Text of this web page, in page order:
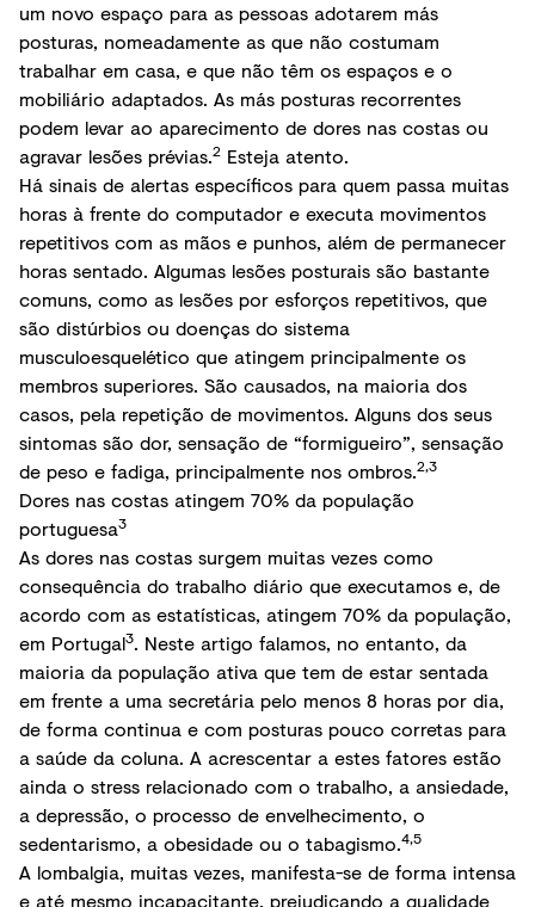
um novo espaço para as pessoas adotarem más
posturas, nomeadamente as que não costumam
trabalhar em casa, e que não têm os espaços e o
mobiliário adaptados. As más posturas recorrentes
podem levar ao aparecimento de dores nas costas ou
agravar lesões prévias.2 Esteja atento.
Há sinais de alertas específicos para quem passa muitas
horas à frente do computador e executa movimentos
repetitivos com as mãos e punhos, além de permanecer
horas sentado. Algumas lesões posturais são bastante
comuns, como as lesões por esforços repetitivos, que
são distúrbios ou doenças do sistema
musculoesquelético que atingem principalmente os
membros superiores. São causados, na maioria dos
casos, pela repetição de movimentos. Alguns dos seus
sintomas são dor, sensação de “formigueiro”, sensação
de peso e fadiga, principalmente nos ombros.2,3
Dores nas costas atingem 70% da população
portuguesa3
As dores nas costas surgem muitas vezes como
consequência do trabalho diário que executamos e, de
acordo com as estatísticas, atingem 70% da população,
em Portugal3. Neste artigo falamos, no entanto, da
maioria da população ativa que tem de estar sentada
em frente a uma secretária pelo menos 8 horas por dia,
de forma continua e com posturas pouco corretas para
a saúde da coluna. A acrescentar a estes fatores estão
ainda o stress relacionado com o trabalho, a ansiedade,
a depressão, o processo de envelhecimento, o
sedentarismo, a obesidade ou o tabagismo.4,5
A lombalgia, muitas vezes, manifesta-se de forma intensa
e até mesmo incapacitante, prejudicando a qualidade